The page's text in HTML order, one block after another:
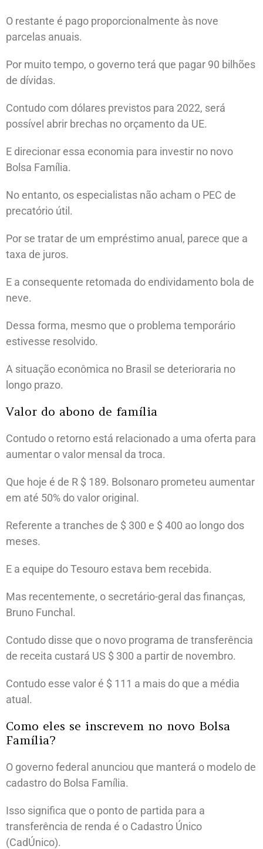
O restante é pago proporcionalmente às nove
parcelas anuais.
Por muito tempo, o governo terá que pagar 90 bilhões
de dívidas.
Contudo com dólares previstos para 2022, será
possível abrir brechas no orçamento da UE.
E direcionar essa economia para investir no novo
Bolsa Família.
No entanto, os especialistas não acham o PEC de
precatório útil.
Por se tratar de um empréstimo anual, parece que a
taxa de juros.
E a consequente retomada do endividamento bola de
neve.
Dessa forma, mesmo que o problema temporário
estivesse resolvido.
A situação econômica no Brasil se deterioraria no
longo prazo.
Valor do abono de família
Contudo o retorno está relacionado a uma oferta para
aumentar o valor mensal da troca.
Que hoje é de R $ 189. Bolsonaro prometeu aumentar
em até 50% do valor original.
Referente a tranches de $ 300 e $ 400 ao longo dos
meses.
E a equipe do Tesouro estava bem recebida.
Mas recentemente, o secretário-geral das finanças,
Bruno Funchal.
Contudo disse que o novo programa de transferência
de receita custará US $ 300 a partir de novembro.
Contudo esse valor é $ 111 a mais do que a média
atual.
Como eles se inscrevem no novo Bolsa
Família?
O governo federal anunciou que manterá o modelo de
cadastro do Bolsa Família.
Isso significa que o ponto de partida para a
transferência de renda é o Cadastro Único
(CadÚnico).